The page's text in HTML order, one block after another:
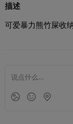
描述
可爱暴力熊竹屎收